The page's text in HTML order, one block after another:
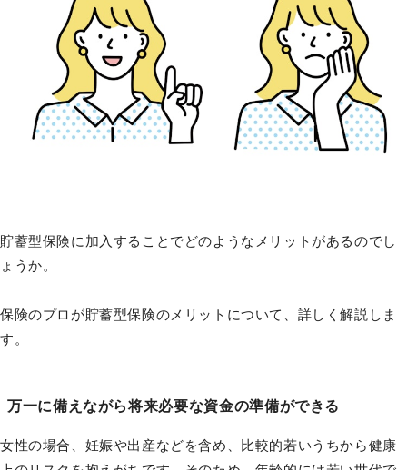
貯蓄型保険に加入することでどのようなメリットがあるのでし
ょうか。
保険のプロが貯蓄型保険のメリットについて、詳しく解説しま
す。
万一に備えながら将来必要な資金の準備ができる
女性の場合、妊娠や出産などを含め、比較的若いうちから健康